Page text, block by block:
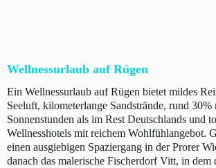
Wellnessurlaub auf Rügen
Ein Wellnessurlaub auf Rügen bietet mildes
Seeluft, kilometerlange Sandstrände, rund 30%
Sonnenstunden als im Rest Deutschlands und
Wellnesshotels mit reichem Wohlfühlangebot.
einen ausgiebigen Spaziergang in der Prorer
danach das malerische Fischerdorf Vitt, in